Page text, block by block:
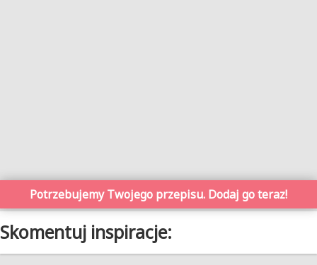
Potrzebujemy Twojego przepisu. Dodaj go teraz!
Skomentuj inspiracje: